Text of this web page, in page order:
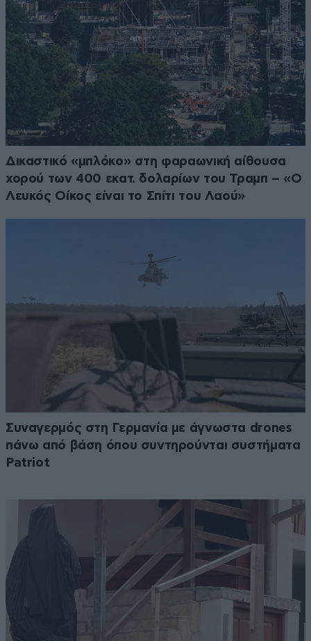
Δικαστικό «μπλόκο» στη φαραωνική αίθουσα
χορού των 400 εκατ. δολαρίων του Τραμπ – «Ο
Λευκός Οίκος είναι το Σπίτι του Λαού»
Συναγερμός στη Γερμανία με άγνωστα drones
πάνω από βάση όπου συντηρούνται συστήματα
Patriot